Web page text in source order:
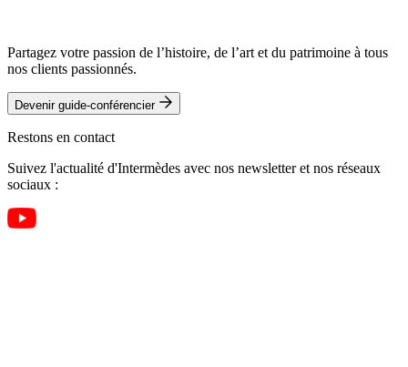
Partagez votre passion de l’histoire, de l’art et du patrimoine à tous
nos clients passionnés.
Devenir guide-conférencier
Restons en contact
Suivez l'actualité d'Intermèdes avec nos newsletter et nos réseaux
sociaux :